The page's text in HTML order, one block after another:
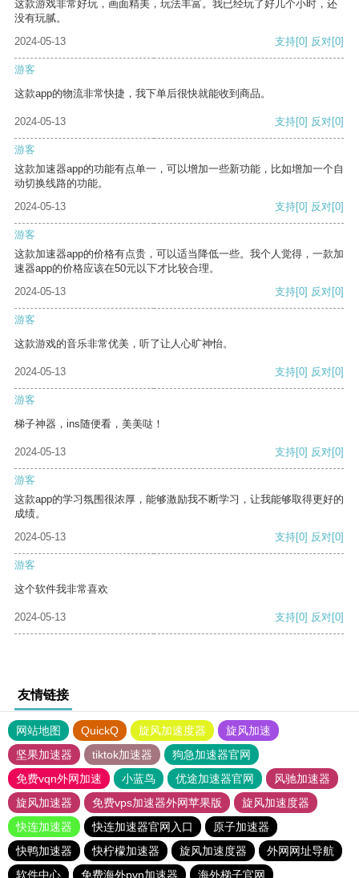
这款游戏非常好玩，画面精美，玩法丰富。我已经玩了好几个小时，还
没有玩腻。
2024-05-13
支持[0] 反对[0]
游客
这款app的物流非常快捷，我下单后很快就能收到商品。
2024-05-13 支持[0] 反对[0]
游客
这款加速器app的功能有点单一，可以增加一些新功能，比如增加一个自
动切换线路的功能。
2024-05-13
支持[0] 反对[0]
游客
这款加速器app的价格有点贵，可以适当降低一些。我个人觉得，一款加
速器app的价格应该在50元以下才比较合理。
2024-05-13
支持[0] 反对[0]
游客
这款游戏的音乐非常优美，听了让人心旷神怡。
2024-05-13 支持[0] 反对[0]
游客
梯子神器，ins随便看，美美哒！
2024-05-13 支持[0] 反对[0]
游客
这款app的学习氛围很浓厚，能够激励我不断学习，让我能够取得更好的
成绩。
2024-05-13
支持[0] 反对[0]
游客
这个软件我非常喜欢
2024-05-13 支持[0] 反对[0]
友情链接
网站地图 QuickQ 旋风加速度器
旋风加速
坚果加速器
tiktok加速器
狗急加速器官网
免费vqn外网加速
小蓝鸟 优途加速器官网
风驰加速器
旋风加速器
免费vps加速器外网苹果版
旋风加速度器
快连加速器
快连加速器官网入口
原子加速器
快鸭加速器
快柠檬加速器 旋风加速度器
外网网址导航
软件中心
免费海外pvn加速器 海外梯子官网